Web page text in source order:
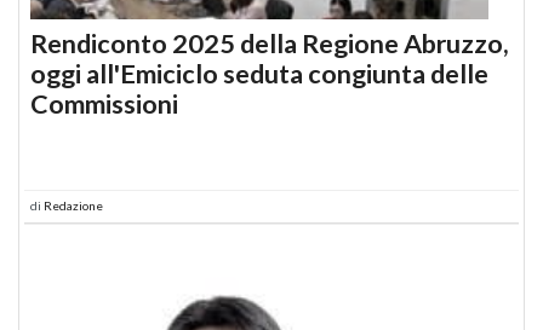
Rendiconto 2025 della Regione Abruzzo,
oggi all'Emiciclo seduta congiunta delle
Commissioni
di Redazione